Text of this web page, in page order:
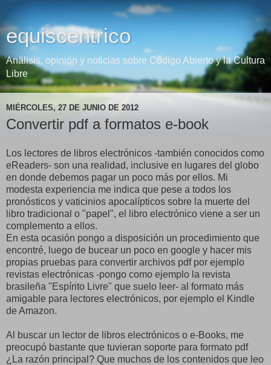
equiscentrico
Análisis, opinión y noticias sobre Código Abierto y la Cultura
Libre
MIÉRCOLES, 27 DE JUNIO DE 2012
Convertir pdf a formatos e-book
Los lectores de libros electrónicos -también conocidos como
eReaders- son una realidad, inclusive en lugares del globo
en donde debemos pagar un poco más por ellos. Mi
modesta experiencia me indica que pese a todos los
pronósticos y vaticinios apocalípticos sobre la muerte del
libro tradicional o "papel", el libro electrónico viene a ser un
complemento a ellos.
En esta ocasión pongo a disposición un procedimiento que
encontré, luego de bucear un poco en google y hacer mis
propias pruebas para convertir archivos pdf por ejemplo
revistas electrónicas -pongo como ejemplo la revista
brasileña "Espírito Livre" que suelo leer- al formato más
amigable para lectores electrónicos, por ejemplo el Kindle
de Amazon.
Al buscar un lector de libros electrónicos o e-Books, me
preocupó bastante que tuvieran soporte para formato pdf
¿La razón principal? Que muchos de los contenidos que leo